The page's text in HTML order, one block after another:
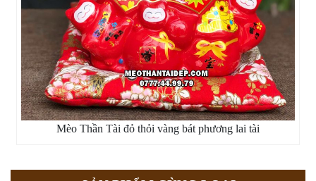
Mèo Thần Tài đỏ thỏi vàng bát phương lai tài